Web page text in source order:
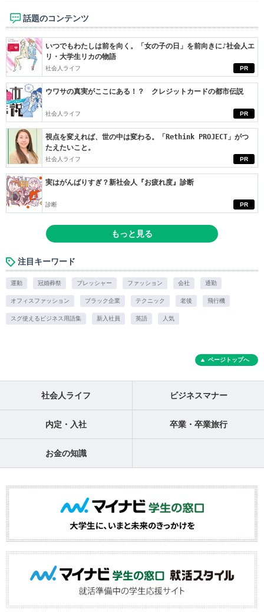
話題のコンテンツ
PR
いつでもわたしは前を向く。「女の子の日」を前向きに♪社会人エ
リ・大学生リカの物語
社会人ライフ
PR
ウワサの真実がここにある！？ クレジットカードの都市伝説
社会人ライフ
PR
視点を変えれば、世の中は変わる。「Rethink PROJECT」がつ
たえたいこと。
社会人ライフ
PR
実はがんばりすぎ？新社会人『お疲れ度』診断
診断
もっと見る
注目キーワード
運動 冠婚葬祭 プレッシャー ファッション 会社 通勤
オフィスファッション ブラック企業 テクニック 老後 飛行機
スグ使えるビジネス用語集 新入社員 英語 人気
ページトップへ
社会人ライフ ビジネスマナー
内定・入社 卒業・卒業旅行
お金の知識